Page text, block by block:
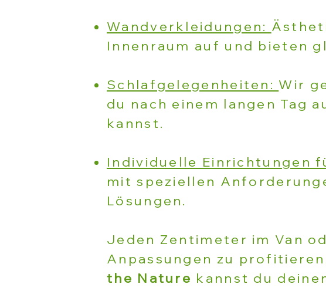
Wandverkleidungen:
Innenraum auf und bieten
Schlafgelegenheiten: Wir
du nach einem langen Tag
kannst.
Individuelle Einrichtungen
mit speziellen
Lösungen.
Jeden Zentimeter im Van
Anpassungen zu
the Nature kannst du